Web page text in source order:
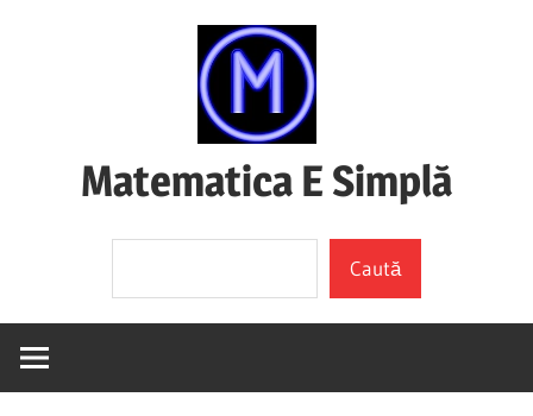
Matematica E Simplă
înțelegi)
Caută